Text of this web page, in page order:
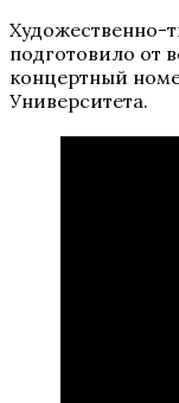
Художественно-
подготовило от
концертный
Университета.